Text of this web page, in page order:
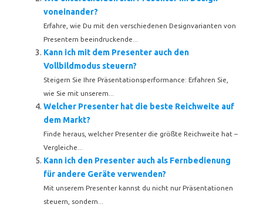
voneinander?
Erfahre, wie Du mit den verschiedenen Designvarianten von
Presentern beeindruckende...
Kann ich mit dem Presenter auch den
Vollbildmodus steuern?
Steigern Sie Ihre Präsentationsperformance: Erfahren Sie,
wie Sie mit unserem...
Welcher Presenter hat die beste Reichweite auf
dem Markt?
Finde heraus, welcher Presenter die größte Reichweite hat –
Vergleiche...
Kann ich den Presenter auch als Fernbedienung
für andere Geräte verwenden?
Mit unserem Presenter kannst du nicht nur Präsentationen
steuern, sondern...